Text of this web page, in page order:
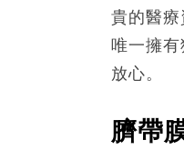
貴的醫
唯一擁
放心。
臍帶